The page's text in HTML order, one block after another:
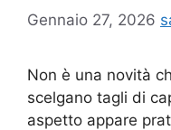
Gennaio 27, 2026
Non è una novità
scelgano tagli di
aspetto appare